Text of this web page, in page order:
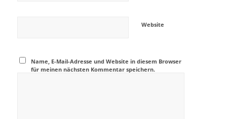
Website
Name, E-Mail-Adresse und Website in diesem Browser
für meinen nächsten Kommentar speichern.